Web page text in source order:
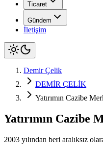
Ticaret
Gündem
İletişim
Demir Çelik
DEMİR ÇELİK
Yatırımın Cazibe
Yatırımın Cazibe
2003 yılından beri aralıksız